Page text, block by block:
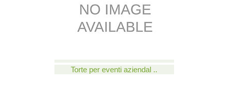
Torte per eventi aziendal ..